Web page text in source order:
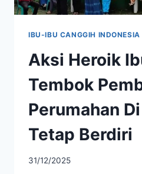
IBU-IBU CANGGIH INDONESIA
Aksi Heroik
Tembok
Perumahan
Tetap Berdiri
31/12/2025